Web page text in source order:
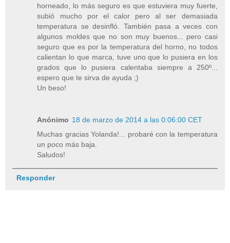
horneado, lo más seguro es que estuviera muy fuerte,
subió mucho por el calor pero al ser demasiada
temperatura se desinfló. También pasa a veces con
algunos moldes que no son muy buenos... pero casi
seguro que es por la temperatura del horno, no todos
calientan lo que marca, tuve uno que lo pusiera en los
grados que lo pusiera calentaba siempre a 250º...
espero que te sirva de ayuda ;)
Un beso!
Anónimo 18 de marzo de 2014 a las 0:06:00 CET
Muchas gracias Yolanda!... probaré con la temperatura
un poco más baja.
Saludos!
Responder